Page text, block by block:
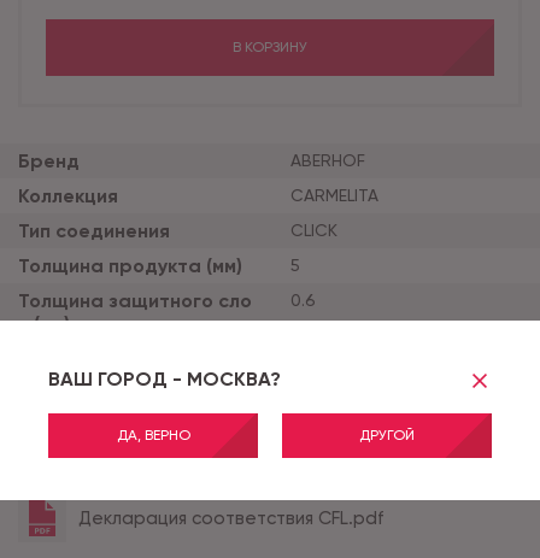
ВАШ ГОРОД - МОСКВА?
ДА, ВЕРНО ДРУГОЙ
Бренд ABERHOF
Коллекция CARMELITA
Тип соединения CLICK
Толщина продукта (мм) 5
Толщина защитного сло
я (мм)
0.6
Наличие фаски
Декларация соответствия CFL.pdf
В КОРЗИНУ